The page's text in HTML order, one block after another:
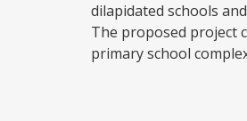
dilapidated schools
The proposed project
primary school